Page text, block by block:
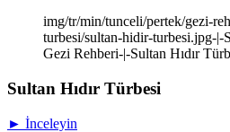
img/tr/min/tunceli/pertek/gezi-
turbesi/sultan-hidir-turbesi.jpg-|-
Gezi Rehberi-|-Sultan Hıdır
Sultan Hıdır Türbesi
► İnceleyin